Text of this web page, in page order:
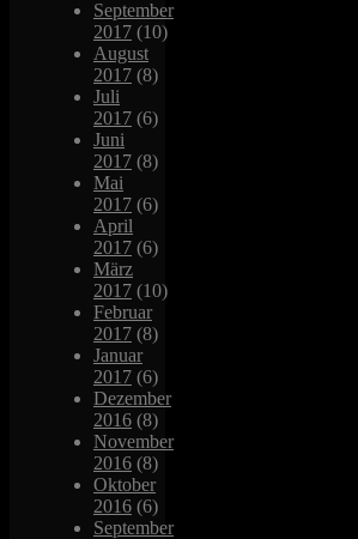
September
2017 (10)
August
2017 (8)
Juli
2017 (6)
Juni
2017 (8)
Mai
2017 (6)
April
2017 (6)
März
2017 (10)
Februar
2017 (8)
Januar
2017 (6)
Dezember
2016 (8)
November
2016 (8)
Oktober
2016 (6)
September